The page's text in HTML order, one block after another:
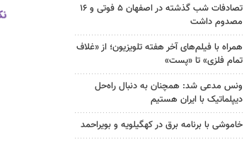
تصادفات شب گذشته در اصفهان ۵ فوتی و ۱۶
مصدوم داشت
همراه با فیلم‌های آخر هفته تلویزیون؛ از «غلاف
تمام فلزی» تا «پست»
ونس مدعی شد: همچنان به دنبال راه‌حل
دیپلماتیک با ایران هستیم
خاموشی با برنامه برق در کهگیلویه و بویراحمد